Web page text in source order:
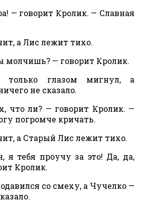
— говорит Кролик. — Славная
а Лис лежит тихо.
молчишь? — говорит Кролик.
только глазом мигнул, а
не сказало.
что ли? — говорит Кролик. —
погромче кричать.
а Старый Лис лежит тихо.
я тебя проучу за это! Да, да,
Кролик.
со смеху, а Чучелко —